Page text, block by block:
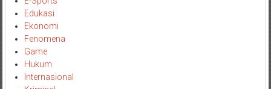
Edukasi
Ekonomi
Fenomena
Game
Hukum
Internasional